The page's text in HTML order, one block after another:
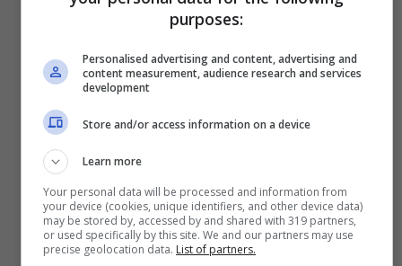
Visualizza questo post su Instagram
purposes:
Personalised advertising and content, advertising and
content measurement, audience research and services
development
Store and/or access information on a device
Learn more
Your personal data will be processed and information from
your device (cookies, unique identifiers, and other device data)
may be stored by, accessed by and shared with 319 partners,
or used specifically by this site. We and our partners may use
precise geolocation data. List of partners.